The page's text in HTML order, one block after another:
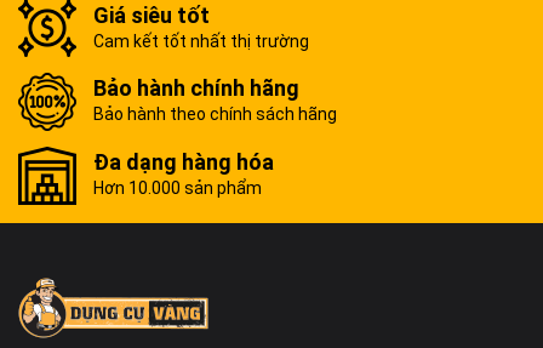
Giá siêu tốt
Cam kết tốt nhất thị trường
Bảo hành chính hãng
Bảo hành theo chính sách hãng
Đa dạng hàng hóa
Hơn 10.000 sản phẩm